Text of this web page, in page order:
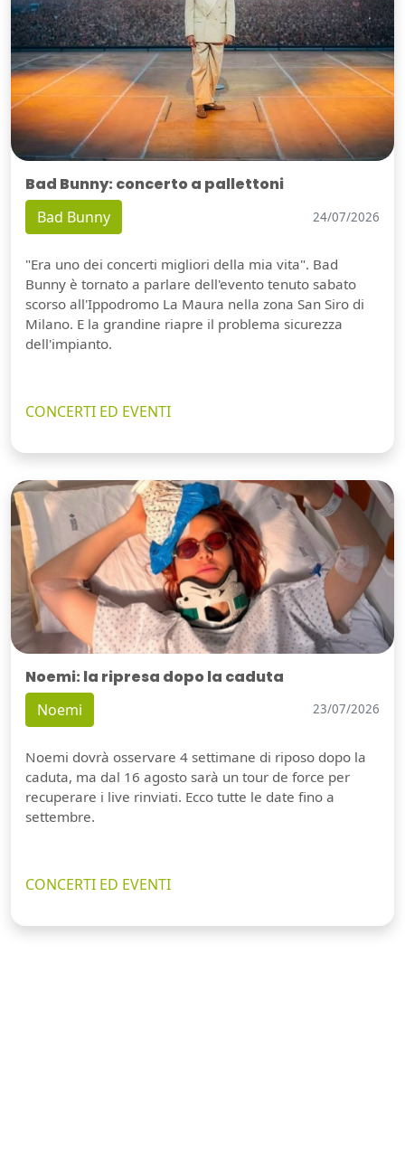
Bad Bunny: concerto a pallettoni
Bad Bunny 24/07/2026
"Era uno dei concerti migliori della mia vita". Bad
Bunny è tornato a parlare dell'evento tenuto sabato
scorso all'Ippodromo La Maura nella zona San Siro di
Milano. E la grandine riapre il problema sicurezza
dell'impianto.
CONCERTI ED EVENTI
Noemi: la ripresa dopo la caduta
Noemi 23/07/2026
Noemi dovrà osservare 4 settimane di riposo dopo la
caduta, ma dal 16 agosto sarà un tour de force per
recuperare i live rinviati. Ecco tutte le date fino a
settembre.
CONCERTI ED EVENTI